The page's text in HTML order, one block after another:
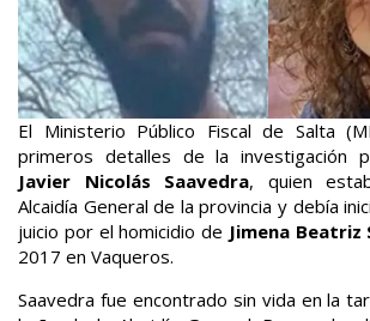
El Ministerio Público Fiscal de Salta
primeros detalles de la investigación
Javier Nicolás Saavedra, quien
Alcaidía General de la provincia y debía
juicio por el homicidio de Jimena Beatriz
2017 en Vaqueros.
Saavedra fue encontrado sin vida en la